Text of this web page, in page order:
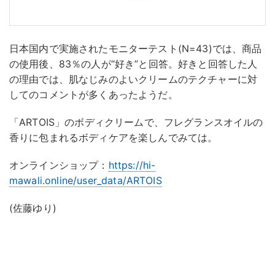
日本国内で実施されたモニターテスト(N=43)では、商品
の使用後、83％の人が“好き”と回答。好きと回答した人
の理由では、肌なじみのよいクリームのテクチャーに対
してのコメントが多くあったようだ。
「ARTOIS」のボディクリームで、フレグランスオイルの
香りに包まれるボディケアを楽しんでみては。
オンラインショップ： https://hi-
mawali.online/user_data/ARTOIS
(佐藤ゆり)